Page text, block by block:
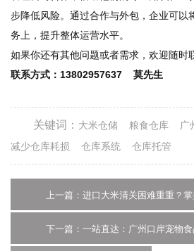
步降低风险。通过合作与外包，企业可以
务上，提升整体运营水平。
如果你还有其他问题或者需求，欢迎随时
联系方式：13802957637 莫先生
关键词： 大米仓储 粮食仓库 广
减少仓库耗损
仓库系统 仓库托管
下一篇：一站直达：广州口岸宠物